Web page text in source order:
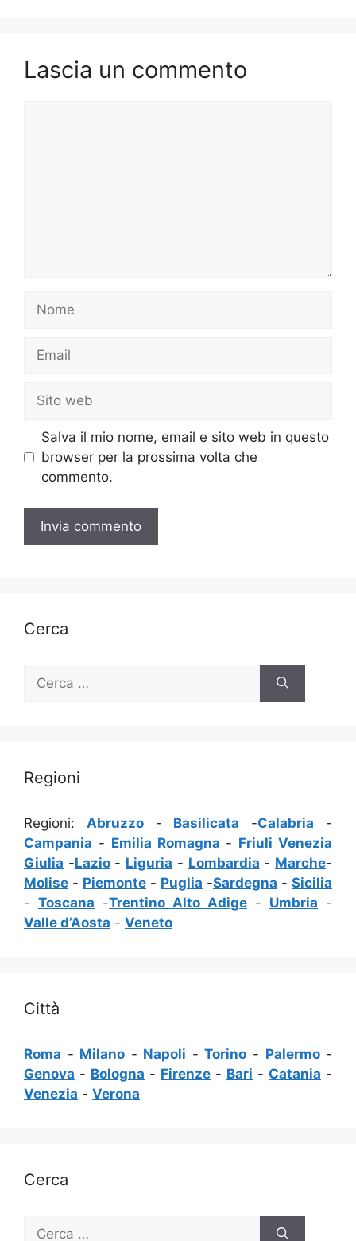
Lascia un commento
Nome
Email
Sito
web
Salva il mio nome, email e sito web in questo
browser per la prossima volta che
commento.
Cerca
per:
Regioni
Regioni: Abruzzo- Basilicata -Calabria -
Campania - Emilia Romagna - Friuli Venezia
Giulia -Lazio- Liguria - Lombardia - Marche-
Molise - Piemonte - Puglia -Sardegna - Sicilia
- Toscana -Trentino Alto Adige - Umbria -
Valle d’Aosta - Veneto
Città
Roma - Milano - Napoli -Torino - Palermo-
Genova - Bologna - Firenze - Bari - Catania -
Venezia - Verona
Cerca